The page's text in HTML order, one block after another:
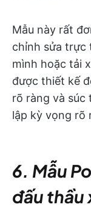
Mẫu này rất
chỉnh sửa trực
mình hoặc tải
được thiết kế
rõ ràng và súc
lập kỳ vọng rõ
6. Mẫu
đấu thầu